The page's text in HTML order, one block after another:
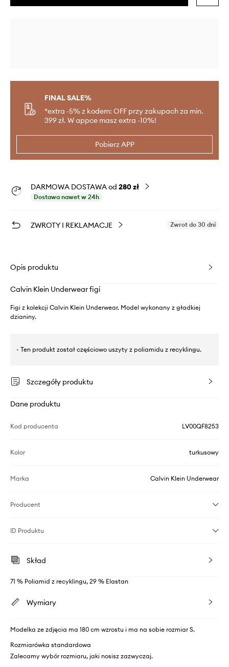
FINAL SALE%
*extra -5% z kodem: OFF przy zakupach za min.
399 zł. W appce masz extra -10%!
Pobierz APP
DARMOWA DOSTAWA od 280 zł
Dostawa nawet w 24h
ZWROTY I REKLAMACJE Zwrot do 30 dni
Opis produktu
Calvin Klein Underwear figi
Figi z kolekcji Calvin Klein Underwear. Model wykonany z gładkiej
dzianiny.
- Ten produkt został częściowo uszyty z poliamidu z recyklingu.
Szczegóły produktu
Dane produktu
Kod producenta LV00QF8253
Kolor turkusowy
Marka Calvin Klein Underwear
Producent
ID Produktu
Skład
71 % Poliamid z recyklingu, 29 % Elastan
Wymiary
Modelka ze zdjęcia ma 180 cm wzrostu i ma na sobie rozmiar S.
Rozmiarówka standardowa
Zalecamy wybór rozmiaru, jaki nosisz zazwyczaj.